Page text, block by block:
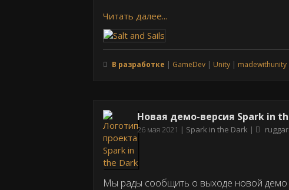
Читать далее...
В разработке GameDev Unity madewithunity
Новая демо-версия Spark in
Дата
26 мая 2021 Spark in the Dark
Мы рады сообщить о выходе новой демо